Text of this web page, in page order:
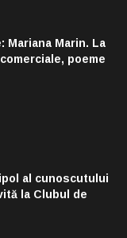
Mariana Marin. La
poeme
al cunoscutului
la Clubul de